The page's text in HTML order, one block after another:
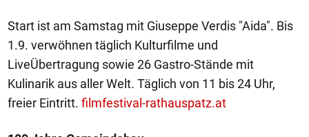
Start ist am Samstag mit Giuseppe Verdis "Aida". Bis
1.9. verwöhnen täglich Kulturfilme und
LiveÜbertragung sowie 26 Gastro-Stände mit
Kulinarik aus aller Welt. Täglich von 11 bis 24 Uhr,
freier Eintritt. filmfestival-rathauspatz.at